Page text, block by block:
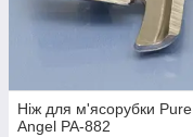
Ніж для м'ясорубки Pure
Angel PA-882